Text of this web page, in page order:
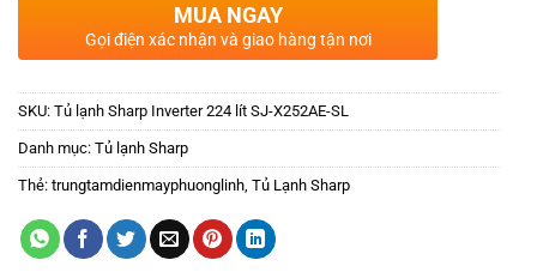
MUA NGAY
Gọi điện xác nhận và giao hàng tận nơi
SKU: Tủ lạnh Sharp Inverter 224 lít SJ-X252AE-SL
Danh mục: Tủ lạnh Sharp
Thẻ: trungtamdienmayphuonglinh Tủ Lạnh Sharp